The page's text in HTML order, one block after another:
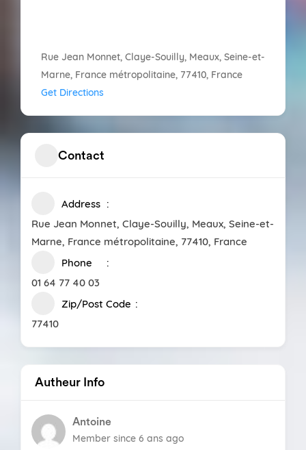
Rue Jean Monnet, Claye-Souilly, Meaux, Seine-et-
Marne, France métropolitaine, 77410, France
Get Directions
Contact
Address
Rue Jean Monnet, Claye-Souilly, Meaux, Seine-et-
Marne, France métropolitaine, 77410, France
Phone
01 64 77 40 03
Zip/Post Code
77410
Autheur Info
Antoine
Member since 6 ans ago